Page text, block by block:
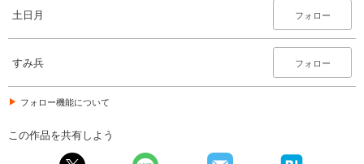
土日月 フォロー
すみ兵 フォロー
フォロー機能について
この作品を共有しよう